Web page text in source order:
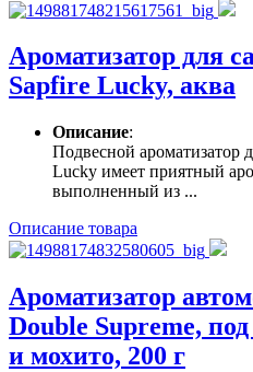
Ароматизатор для
Sapfire Lucky, аква
Описание:
Подвесной ароматизатор
Lucky имеет приятный
выполненный из ...
Описание товара
Ароматизатор
Double Supreme,
и мохито, 200 г